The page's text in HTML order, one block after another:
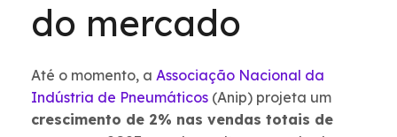
do mercado
Até o momento, a Associação Nacional da
Indústria de Pneumáticos (Anip) projeta um
crescimento de 2% nas vendas totais de